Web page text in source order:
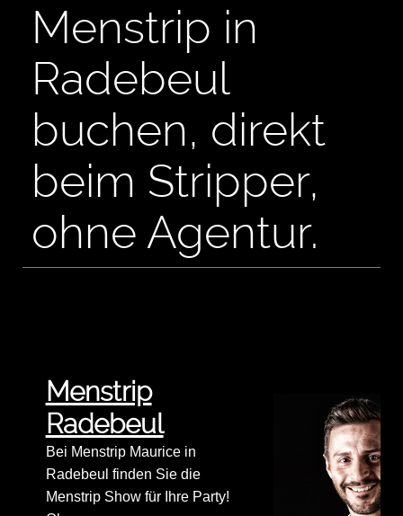
Menstrip in
Radebeul
buchen, direkt
beim Stripper,
ohne Agentur.
Menstrip
Radebeul
Bei Menstrip Maurice in
Radebeul finden Sie die
Menstrip Show für Ihre Party!